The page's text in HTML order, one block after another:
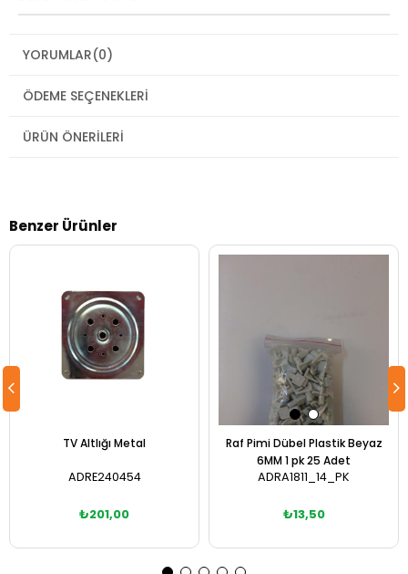
YORUMLAR(0)
ÖDEME SEÇENEKLERI
ÜRÜN ÖNERILERI
Benzer Ürünler
TV Altlığı Metal
ADRE240454
₺201,00
Raf Pimi Dübel Plastik Beyaz
6MM 1 pk 25 Adet
ADRA1811_14_PK
₺13,50